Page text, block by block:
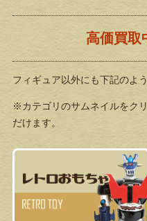
高価買取
フィギュア以外にも下記のよ
※カテゴリのサムネイルをク
だけます。